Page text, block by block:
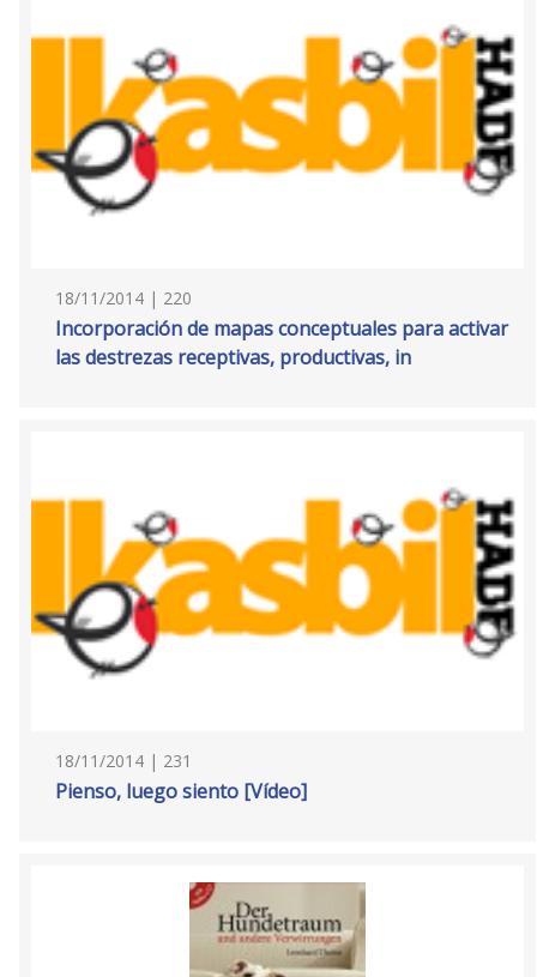
18/11/2014 | 220
Incorporación de mapas conceptuales para activar
las destrezas receptivas, productivas, in
18/11/2014 | 231
Pienso, luego siento [Vídeo]